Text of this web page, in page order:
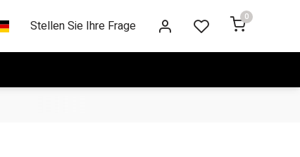
Stellen Sie Ihre Frage
0